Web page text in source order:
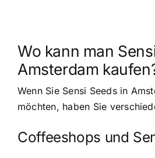
Wo kann man
Amsterdam
Wenn Sie Sensi Seeds in
möchten, haben Sie
Coffeeshops und